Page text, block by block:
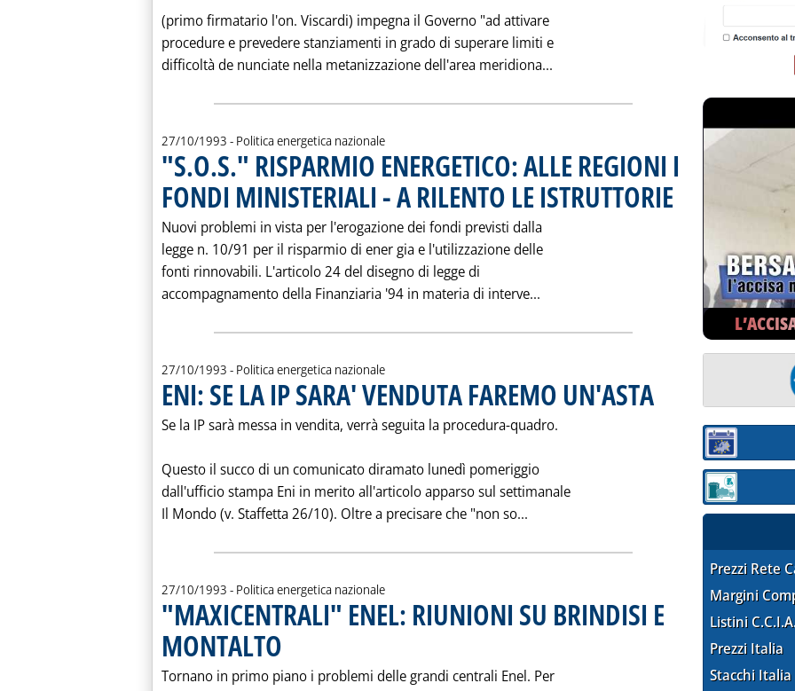
(primo firmatario l'on. Viscardi) impegna il Governo "ad attivare
procedure e prevedere stanziamenti in grado di superare limiti e
difficoltà de nunciate nella metanizzazione dell'area meridiona... Leggi tutta la notizia:
27/10/1993 - Politica energetica nazionale
"S.O.S." RISPARMIO ENERGETICO: ALLE REGIONI I
FONDI MINISTERIALI - A RILENTO LE ISTRUTTORIE . Pubblicata mercoledì 27
Nuovi problemi in vista per l'erogazione dei fondi previsti dalla
legge n. 10/91 per il risparmio di ener gia e l'utilizzazione delle
fonti rinnovabili. L'articolo 24 del disegno di legge di
accompagnamento della Finanziaria '94 in materia di interve... Leggi tutta la notizia: '"S.O.S."
27/10/1993 - Politica energetica nazionale
ENI: SE LA IP SARA' VENDUTA FAREMO UN'ASTA . Pubblicata mercoledì 27
Se la IP sarà messa in vendita, verrà seguita la procedura-quadro.
Questo il succo di un comunicato diramato lunedì pomeriggio
dall'ufficio stampa Eni in merito all'articolo apparso sul settimanale
Il Mondo (v. Staffetta 26/10). Oltre a precisare che "non so... Leggi tutta la notizia: 'ENI: SE LA IP
27/10/1993 - Politica energetica nazionale
"MAXICENTRALI" ENEL: RIUNIONI SU BRINDISI E
MONTALTO
Tornano in primo piano i problemi delle grandi centrali Enel. Per
Sezione:
Sezione:
Prezzi Rete
Margini
Listini
Prezzi Italia
Stacchi Italia